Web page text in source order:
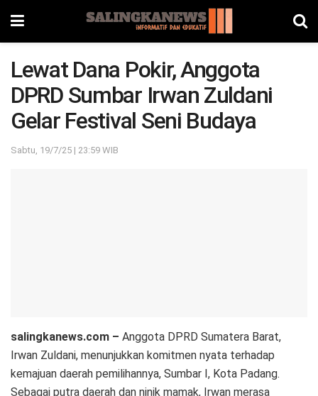
Lewat Dana Pokir, Anggota
DPRD Sumbar Irwan Zuldani
Gelar Festival Seni Budaya
Sabtu, 19/7/25 | 23:59 WIB
salingkanews.com – Anggota DPRD Sumatera Barat,
Irwan Zuldani, menunjukkan komitmen nyata terhadap
kemajuan daerah pemilihannya, Sumbar I, Kota Padang.
Sebagai putra daerah dan ninik mamak, Irwan merasa